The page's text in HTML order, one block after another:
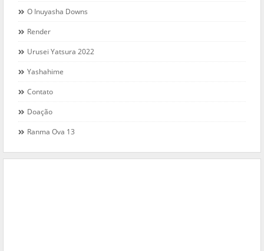
O Inuyasha Downs
Render
Urusei Yatsura 2022
Yashahime
Contato
Doação
Ranma Ova 13